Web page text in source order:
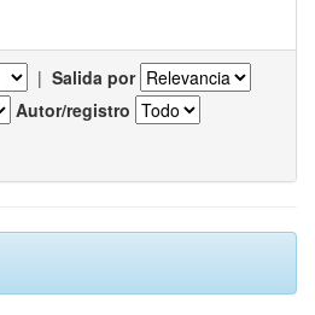
| Salida por
Autor/registro